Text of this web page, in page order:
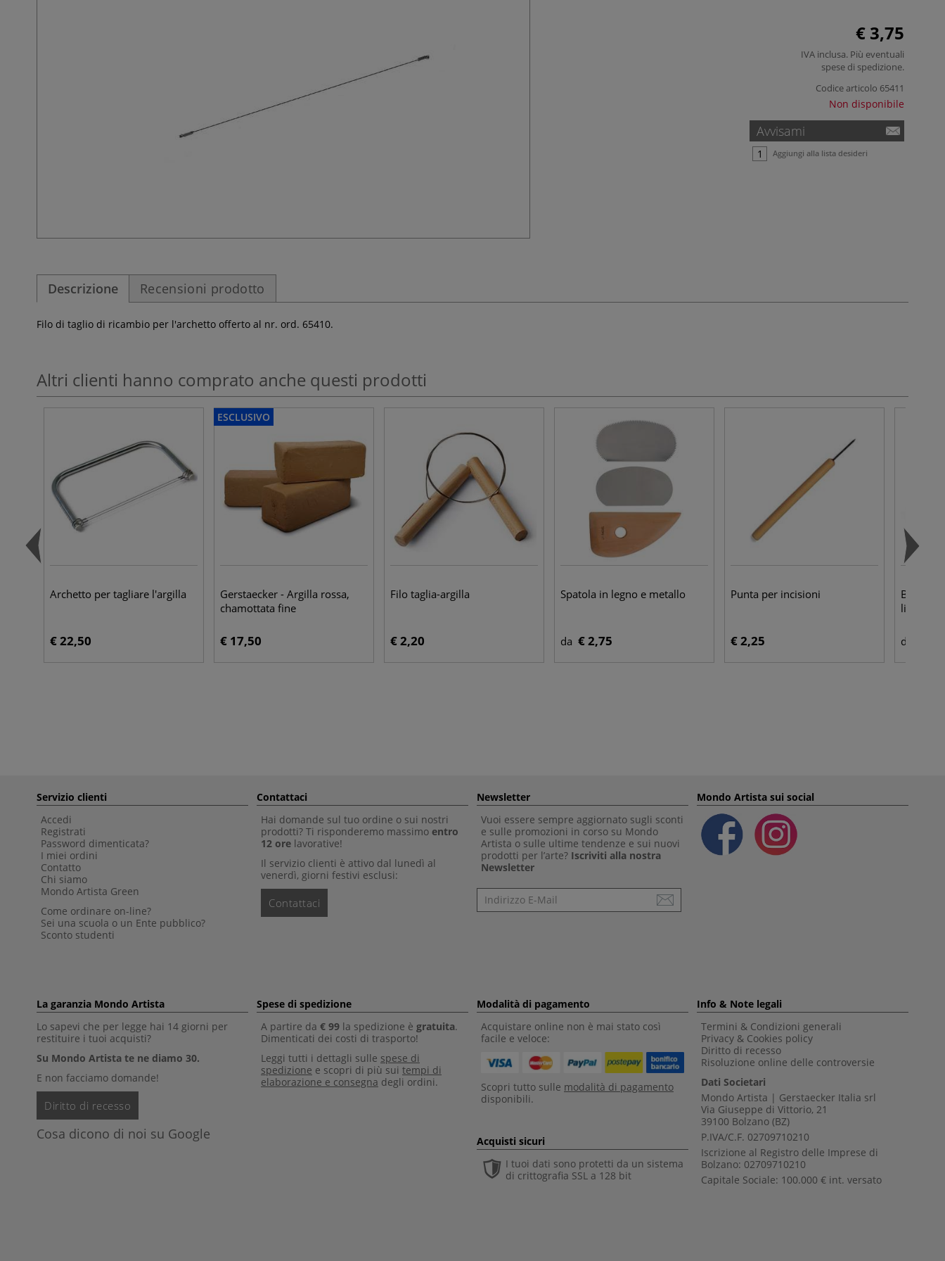
€ 3,75
IVA inclusa. Più eventuali
spese di spedizione.
Codice articolo 65411
Non disponibile
Avvisami
Aggiungi alla lista desideri
Descrizione Recensioni prodotto
Filo di taglio di ricambio per l'archetto offerto al nr. ord. 65410.
Altri clienti hanno comprato anche questi prodotti
Archetto per tagliare l'argilla
€ 22,50
ESCLUSIVO
Gerstaecker - Argilla rossa,
chamottata fine
€ 17,50
Filo taglia-argilla
€ 2,20
Spatola in legno e metallo
da € 2,75
Punta per incisioni
€ 2,25
Botz -
liquido
da
Servizio clienti
Accedi
Registrati
Password dimenticata?
I miei ordini
Contatto
Chi siamo
Mondo Artista Green
Come ordinare on-line?
Sei una scuola o un Ente pubblico?
Sconto studenti
Contattaci
Hai domande sul tuo ordine o sui nostri
prodotti? Ti risponderemo massimo entro
12 ore lavorative!
Il servizio clienti è attivo dal lunedì al
venerdì, giorni festivi esclusi:
Contattaci
Newsletter
Vuoi essere sempre aggiornato sugli sconti
e sulle promozioni in corso su Mondo
Artista o sulle ultime tendenze e sui nuovi
prodotti per l’arte? Iscriviti alla nostra
Newsletter
Newsletter
Mondo Artista sui social
La garanzia Mondo Artista
Lo sapevi che per legge hai 14 giorni per
restituire i tuoi acquisti?
Su Mondo Artista te ne diamo 30.
E non facciamo domande!
Diritto di recesso
Cosa dicono di noi su Google
Spese di spedizione
A partire da € 99 la spedizione è gratuita.
Dimenticati dei costi di trasporto!
Leggi tutti i dettagli sulle spese di
spedizione e scopri di più sui tempi di
elaborazione e consegna degli ordini.
Modalità di pagamento
Acquistare online non è mai stato così
facile e veloce:
Scopri tutto sulle modalità di pagamento
disponibili.
Info & Note legali
Termini & Condizioni generali
Privacy & Cookies policy
Diritto di recesso
Risoluzione online delle controversie
Dati Societari
Mondo Artista | Gerstaecker Italia srl
Via Giuseppe di Vittorio, 21
39100 Bolzano (BZ)
P.IVA/C.F. 02709710210
Iscrizione al Registro delle Imprese di
Bolzano: 02709710210
Capitale Sociale: 100.000 € int. versato
Acquisti sicuri
I tuoi dati sono protetti da un sistema
di crittografia SSL a 128 bit